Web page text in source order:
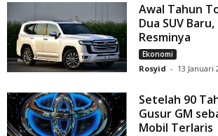
Awal Tahun
Dua SUV
Resminya
Ekonomi
Rosyid - 13 Januari
Setelah 90
Gusur GM
Mobil Terlaris